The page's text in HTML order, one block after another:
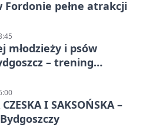
Fordonie pełne atrakcji
młodzieży i psów
– trening
I SAKSOŃSKA –